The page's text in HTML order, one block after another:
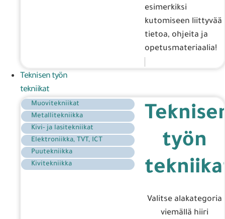
esimerkiksi
kutomiseen liittyvää
tietoa, ohjeita ja
opetusmateriaalia!
Teknisen työn
tekniikat
Muovitekniikat
Metallitekniikka
Kivi- ja lasitekniikat
Elektroniikka, TVT, ICT
Puutekniikka
Kivitekniikka
työn
Valitse alakategoria
viemällä hiiri